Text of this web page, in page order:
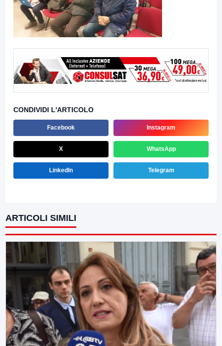
CONDIVIDI L'ARTICOLO
Facebook Instagram
X WhatsApp
LinkedIn Telegram
ARTICOLI SIMILI